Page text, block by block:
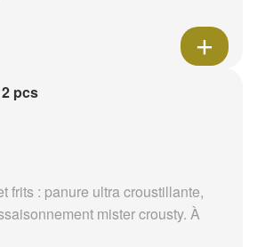
pcs
frits : panure ultra croustillante,
mister crousty. À